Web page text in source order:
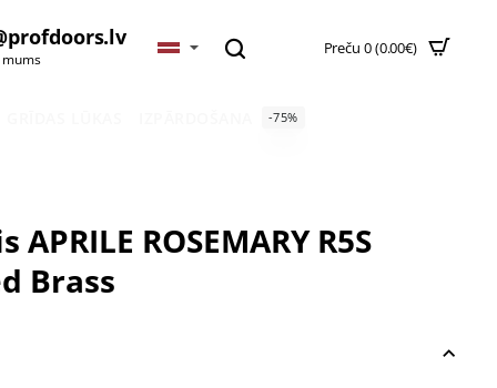
mums
Preču 0 (0.00€)
-75%
APRILE ROSEMARY R5S
Brass